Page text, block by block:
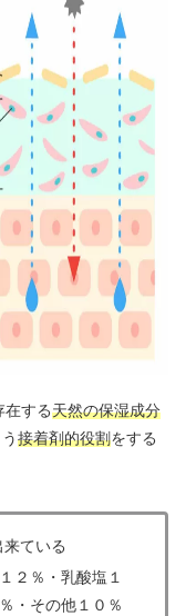
在する天然の保湿成分
接着剤的役割をする
ている
２％・乳酸塩１
・その他１０％